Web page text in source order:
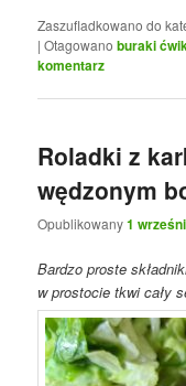
Zaszufladkowano do
|Otagowano buraki
komentarz
Roladki z
wędzonym
Opublikowany1
Bardzo proste
w prostocie tkwi cały